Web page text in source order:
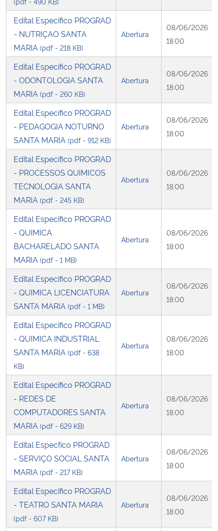
Edital Especifico PROGRAD
- NUTRIÇAO SANTA
MARIA (pdf - 218 KB)
Abertura
08/06/2026
18:00
Edital Especifico PROGRAD
- ODONTOLOGIA SANTA
MARIA (pdf - 260 KB)
Abertura
08/06/2026
18:00
Edital Especifico PROGRAD
- PEDAGOGIA NOTURNO
SANTA MARIA (pdf - 912 KB)
Abertura
08/06/2026
18:00
Edital Especifico PROGRAD
- PROCESSOS QUIMICOS
TECNOLOGIA SANTA
MARIA (pdf - 245 KB)
Abertura
08/06/2026
18:00
Edital Especifico PROGRAD
- QUIMICA
BACHARELADO SANTA
MARIA (pdf - 1 MB)
Abertura
08/06/2026
18:00
Edital Especifico PROGRAD
- QUIMICA LICENCIATURA
SANTA MARIA (pdf - 1 MB)
Abertura
08/06/2026
18:00
Edital Especifico PROGRAD
- QUIMICA INDUSTRIAL
SANTA MARIA (pdf - 638
KB)
Abertura
08/06/2026
18:00
Edital Especifico PROGRAD
- REDES DE
COMPUTADORES SANTA
MARIA (pdf - 629 KB)
Abertura
08/06/2026
18:00
Edital Especfíco PROGRAD
- SERVIÇO SOCIAL SANTA
MARIA (pdf - 217 KB)
Abertura
08/06/2026
18:00
Edital Especifico PROGRAD
- TEATRO SANTA MARIA
(pdf - 607 KB)
Abertura
08/06/2026
18:00